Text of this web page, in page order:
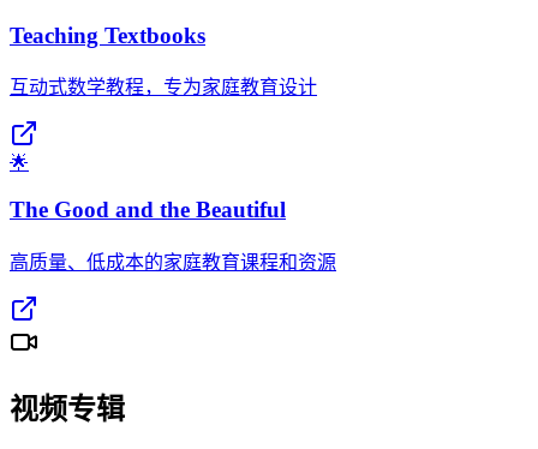
Teaching Textbooks
互动式数学教程，专为家庭教育设计
🌟
The Good and the Beautiful
高质量、低成本的家庭教育课程和资源
视频专辑